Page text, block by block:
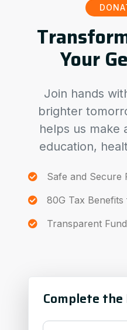
Your
Join hands
brighter
helps us make
education,
Safe and Secure
80G Tax
Transparent
Complete